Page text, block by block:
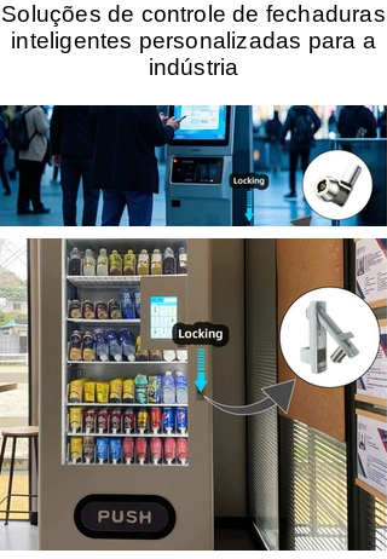
Soluções de controle de fechaduras
inteligentes personalizadas para a
indústria